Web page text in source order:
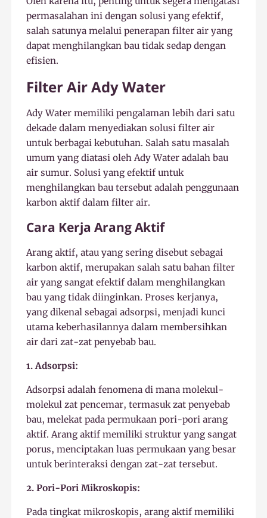
permasalahan ini dengan solusi yang efektif,
salah satunya melalui penerapan filter air yang
dapat menghilangkan bau tidak sedap dengan
efisien.
Filter Air Ady Water
Ady Water memiliki pengalaman lebih dari satu
dekade dalam menyediakan solusi filter air
untuk berbagai kebutuhan. Salah satu masalah
umum yang diatasi oleh Ady Water adalah bau
air sumur. Solusi yang efektif untuk
menghilangkan bau tersebut adalah penggunaan
karbon aktif dalam filter air.
Cara Kerja Arang Aktif
Arang aktif, atau yang sering disebut sebagai
karbon aktif, merupakan salah satu bahan filter
air yang sangat efektif dalam menghilangkan
bau yang tidak diinginkan. Proses kerjanya,
yang dikenal sebagai adsorpsi, menjadi kunci
utama keberhasilannya dalam membersihkan
air dari zat-zat penyebab bau.
1. Adsorpsi:
Adsorpsi adalah fenomena di mana molekul-
molekul zat pencemar, termasuk zat penyebab
bau, melekat pada permukaan pori-pori arang
aktif. Arang aktif memiliki struktur yang sangat
porus, menciptakan luas permukaan yang besar
untuk berinteraksi dengan zat-zat tersebut.
2. Pori-Pori Mikroskopis:
Pada tingkat mikroskopis, arang aktif memiliki